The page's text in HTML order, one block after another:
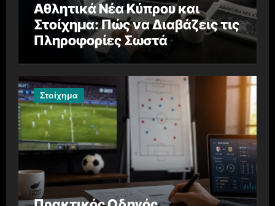
Αθλητικά Νέα Κύπρου και
Στοίχημα: Πώς να Διαβάζεις τις
Πληροφορίες Σωστά
Στοίχημα